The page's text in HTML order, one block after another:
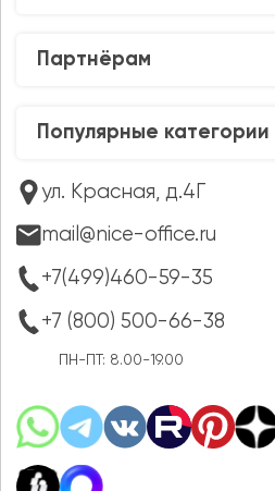
Партнёрам
Популярные категории
ул. Красная, д.4Г
mail@nice-office.ru
+7(499)460-59-35
+7 (800) 500-66-38
ПН-ПТ: 8.00-19.00